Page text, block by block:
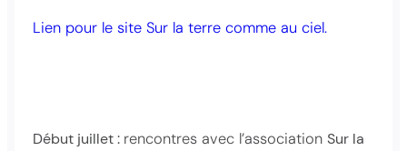
Lien pour le site Sur la terre comme au ciel.
Début juillet : rencontres avec l’association Sur la